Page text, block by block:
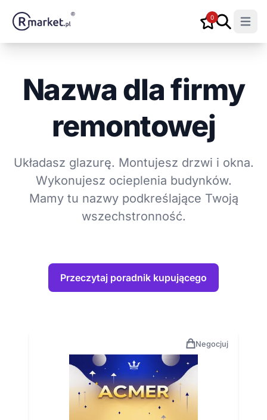
0
Open
Nazwa dla firmy
remontowej
Układasz glazurę. Montujesz drzwi i okna.
Wykonujesz ocieplenia budynków.
Mamy tu nazwy podkreślające Twoją
wszechstronność.
Przeczytaj poradnik kupującego
Negocjuj